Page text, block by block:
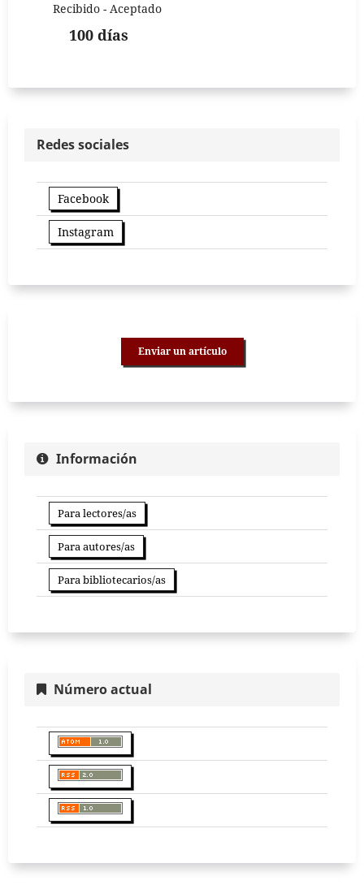
Recibido - Aceptado
100 días
Redes sociales
Facebook
Instagram
Enviar un artículo
Información
Para lectores/as
Para autores/as
Para bibliotecarios/as
Número actual